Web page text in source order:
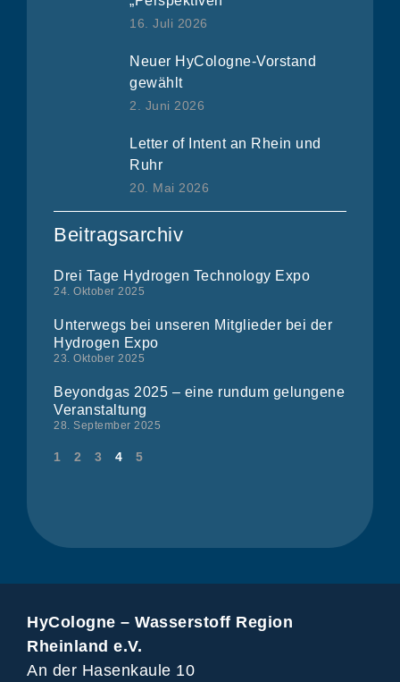
16. Juli 2026
Neuer HyCologne-Vorstand
gewählt
2. Juni 2026
Letter of Intent an Rhein und
Ruhr
20. Mai 2026
Beitragsarchiv
Drei Tage Hydrogen Technology Expo
24. Oktober 2025
Unterwegs bei unseren Mitglieder bei der
Hydrogen Expo
23. Oktober 2025
Beyondgas 2025 – eine rundum gelungene
Veranstaltung
28. September 2025
1 2 3 4 5
HyCologne – Wasserstoff Region
Rheinland e.V.
An der Hasenkaule 10